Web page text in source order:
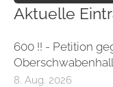
Aktuelle
600 !! - Petition
8. Aug. 2026